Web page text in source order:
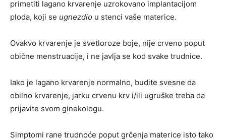
primetiti lagano krvarenje uzrokovano implantacijom
ploda, koji se ugnezdio u stenci vaše materice.
Ovakvo krvarenje je svetloroze boje, nije crveno poput
obične menstruacije, i ne javlja se kod svake trudnice.
Iako je lagano krvarenje normalno, budite svesne da
obilno krvarenje, jarku crvenu krv i/ili ugruške treba da
prijavite svom ginekologu.
Simptomi rane trudnoće poput grčenja materice isto tako